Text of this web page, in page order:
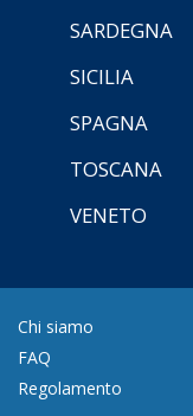
SARDEGNA
SICILIA
SPAGNA
TOSCANA
VENETO
Chi siamo
FAQ
Regolamento